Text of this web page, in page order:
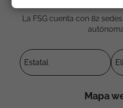
La FSG cuenta con 82
Mapa